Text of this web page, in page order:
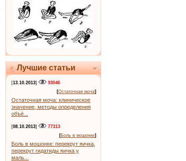
Лучшие статьи
[13.10.2013]
93046
[Остаточная моча]
Остаточная моча: клиническое
значение, методы определения
объё...
[08.10.2013]
77313
[Боль в мошонке]
Боль в мошонке: перекрут яичка,
перекрут гидатиды яичка у
маль...